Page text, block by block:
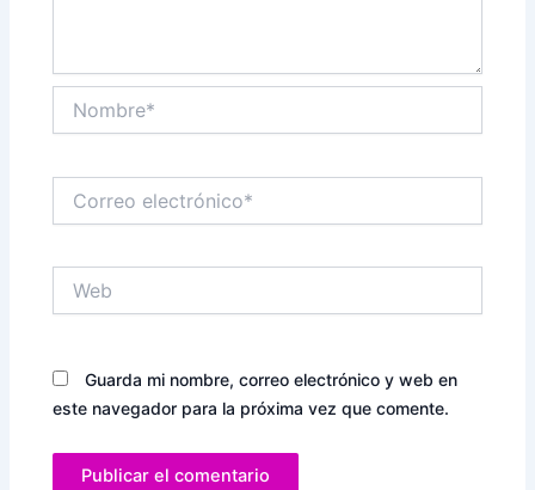
electrónico*
Guarda mi nombre, correo electrónico y web en
este navegador para la próxima vez que comente.